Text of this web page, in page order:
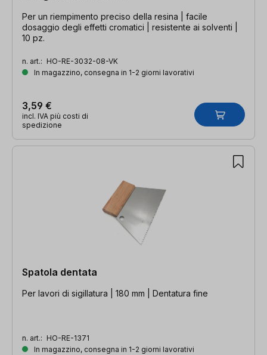
Per un riempimento preciso della resina | facile
dosaggio degli effetti cromatici | resistente ai solventi |
10 pz.
n. art.: HO-RE-3032-08-VK
In magazzino, consegna in 1-2 giorni lavorativi
3,59 €
incl. IVA più costi di
spedizione
Spatola dentata
Per lavori di sigillatura | 180 mm | Dentatura fine
n. art.: HO-RE-1371
In magazzino, consegna in 1-2 giorni lavorativi